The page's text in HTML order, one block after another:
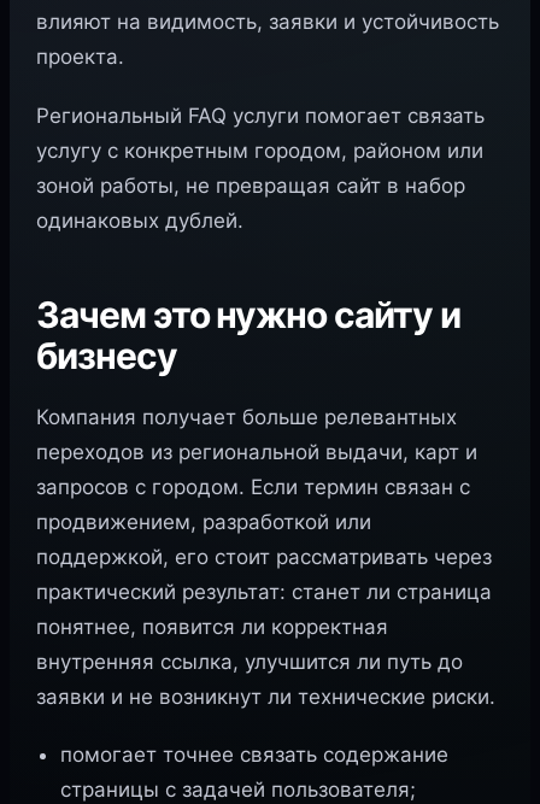
влияют на видимость, заявки и устойчивость
проекта.
Региональный FAQ услуги помогает связать
услугу с конкретным городом, районом или
зоной работы, не превращая сайт в набор
одинаковых дублей.
Зачем это нужно сайту и
бизнесу
Компания получает больше релевантных
переходов из региональной выдачи, карт и
запросов с городом. Если термин связан с
продвижением, разработкой или
поддержкой, его стоит рассматривать через
практический результат: станет ли страница
понятнее, появится ли корректная
внутренняя ссылка, улучшится ли путь до
заявки и не возникнут ли технические риски.
помогает точнее связать содержание
страницы с задачей пользователя;